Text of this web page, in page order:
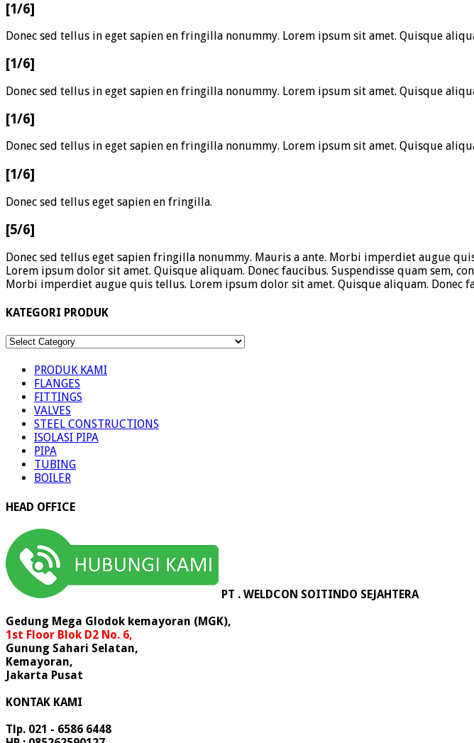
[1/6]
Donec sed tellus in eget sapien en fringilla nonummy. Lorem ipsum sit amet. Quisque
[1/6]
Donec sed tellus in eget sapien en fringilla nonummy. Lorem ipsum sit amet. Quisque
[1/6]
Donec sed tellus in eget sapien en fringilla nonummy. Lorem ipsum sit amet. Quisque
[1/6]
Donec sed tellus eget sapien en fringilla.
[5/6]
Donec sed tellus eget sapien fringilla nonummy. Mauris a ante. Morbi imperdiet augue
Lorem ipsum dolor sit amet. Quisque aliquam. Donec faucibus. Suspendisse quam sem,
Morbi imperdiet augue quis tellus. Lorem ipsum dolor sit amet. Quisque aliquam. Donec
KATEGORI PRODUK
KATEGORI
PRODUK KAMI
FLANGES
FITTINGS
VALVES
STEEL CONSTRUCTIONS
ISOLASI PIPA
PIPA
TUBING
BOILER
HEAD OFFICE
PT . WELDCON SOITINDO SEJAHTERA
Gedung Mega Glodok kemayoran (MGK),
1st Floor Blok D2 No. 6,
Gunung Sahari Selatan,
Kemayoran,
Jakarta Pusat
KONTAK KAMI
Tlp. 021 - 6586 6448